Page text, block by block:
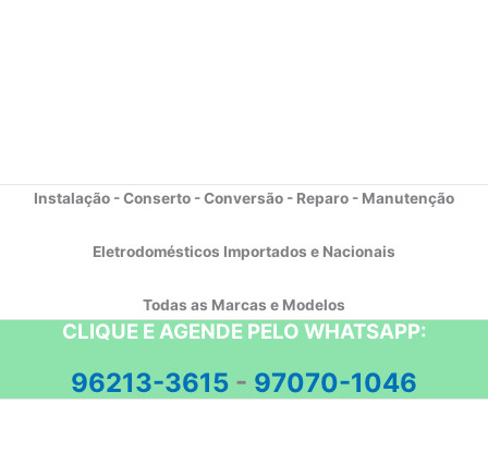
Instalação - Conserto - Conversão - Reparo - Manutenção
Eletrodomésticos Importados e Nacionais
Todas as Marcas e Modelos
CLIQUE E AGENDE PELO WHATSAPP:
96213-3615 - 97070-1046